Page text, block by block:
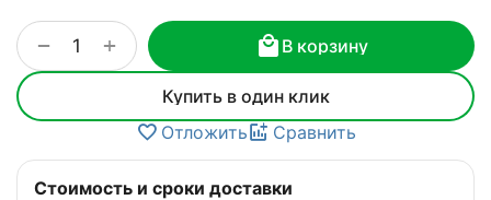
+
− В корзину
Купить в один клик
Отложить
Сравнить
Стоимость и сроки доставки